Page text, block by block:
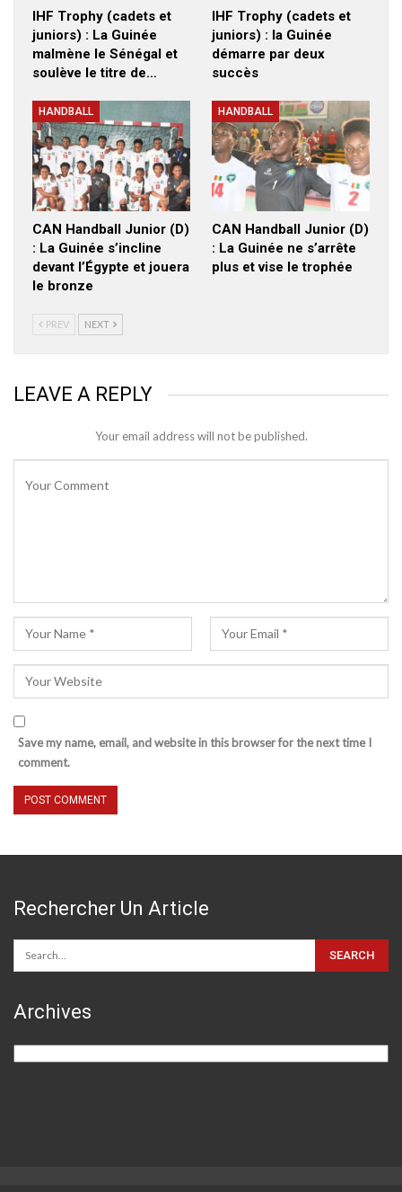
IHF Trophy (cadets et
juniors) : La Guinée
malmène le Sénégal et
soulève le titre de…
IHF Trophy (cadets et
juniors) : la Guinée
démarre par deux
succès
HANDBALL
CAN Handball Junior (D)
: La Guinée s’incline
devant l’Égypte et jouera
le bronze
HANDBALL
CAN Handball Junior (D)
: La Guinée ne s’arrête
plus et vise le trophée
PREV NEXT
LEAVE A REPLY
Your email address will not be published.
Save my name, email, and website in this browser for the next time I
comment.
Rechercher Un Article
Archives